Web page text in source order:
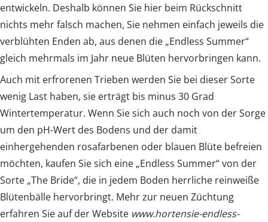
entwickeln. Deshalb können Sie hier beim Rückschnitt
nichts mehr falsch machen, Sie nehmen einfach jeweils die
verblühten Enden ab, aus denen die „Endless Summer“
gleich mehrmals im Jahr neue Blüten hervorbringen kann.
Auch mit erfrorenen Trieben werden Sie bei dieser Sorte
wenig Last haben, sie erträgt bis minus 30 Grad
Wintertemperatur. Wenn Sie sich auch noch von der Sorge
um den pH-Wert des Bodens und der damit
einhergehenden rosafarbenen oder blauen Blüte befreien
möchten, kaufen Sie sich eine „Endless Summer“ von der
Sorte „The Bride“, die in jedem Boden herrliche reinweiße
Blütenbälle hervorbringt. Mehr zur neuen Züchtung
erfahren Sie auf der Website www.hortensie-endless-